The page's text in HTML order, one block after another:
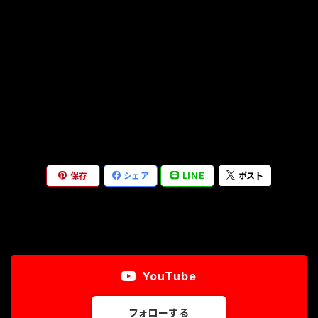
保存 シェア LINE ポスト
YouTube
フォローする